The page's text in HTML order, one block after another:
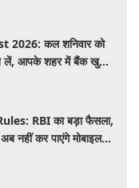
कल शनिवार को
लें, आपके शहर में बैंक खुले
RBI का बड़ा फैसला,
नहीं कर पाएंगे मोबाइल